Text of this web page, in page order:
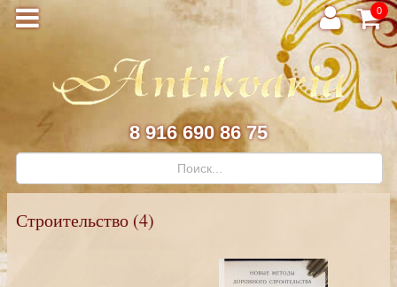
0
8 916 690 86 75
Строительство (4)